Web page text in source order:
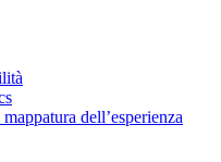
dell’esperienza